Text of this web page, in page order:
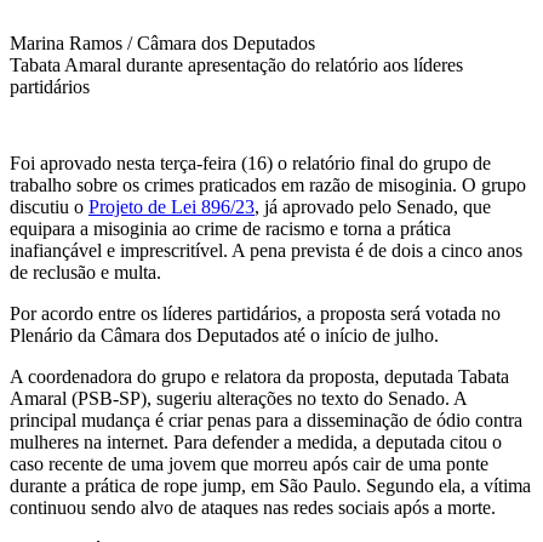
Marina Ramos / Câmara dos Deputados
Tabata Amaral durante apresentação do relatório aos líderes
partidários
Foi aprovado nesta terça-feira (16) o relatório final do grupo de
trabalho sobre os crimes praticados em razão de misoginia. O grupo
discutiu o Projeto de Lei 896/23, já aprovado pelo Senado, que
equipara a misoginia ao crime de racismo e torna a prática
inafiançável e imprescritível. A pena prevista é de dois a cinco anos
de reclusão e multa.
Por acordo entre os líderes partidários, a proposta será votada no
Plenário da Câmara dos Deputados até o início de julho.
A coordenadora do grupo e relatora da proposta, deputada Tabata
Amaral (PSB-SP), sugeriu alterações no texto do Senado. A
principal mudança é criar penas para a disseminação de ódio contra
mulheres na internet. Para defender a medida, a deputada citou o
caso recente de uma jovem que morreu após cair de uma ponte
durante a prática de rope jump, em São Paulo. Segundo ela, a vítima
continuou sendo alvo de ataques nas redes sociais após a morte.